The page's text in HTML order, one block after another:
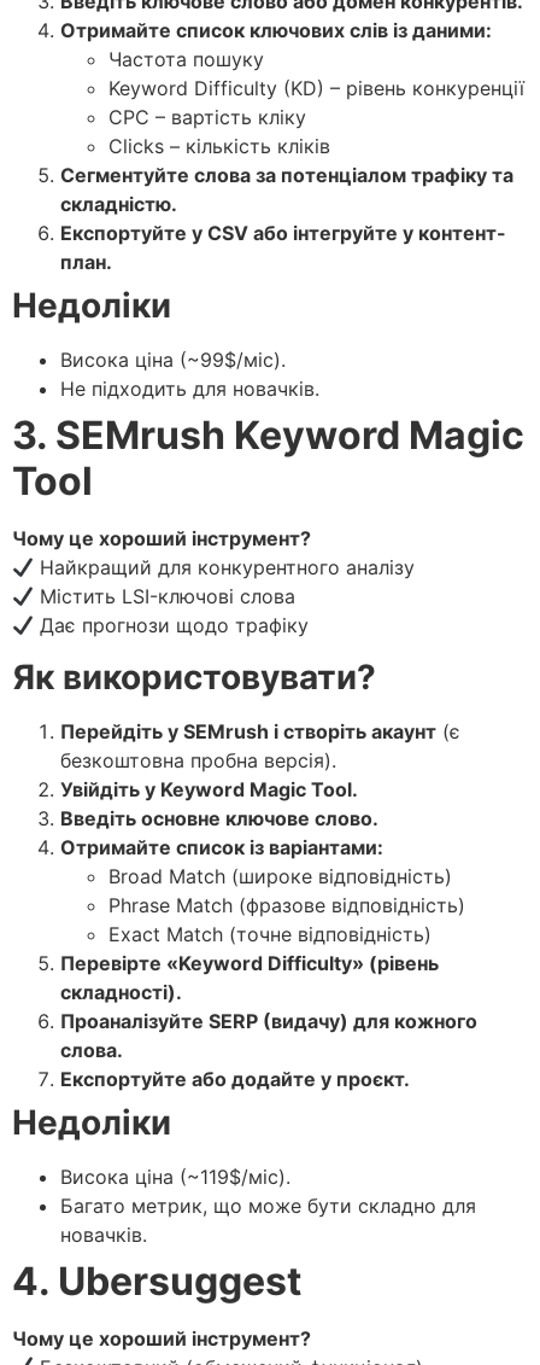
Отримайте список ключових слів із даними:
Частота пошуку
Keyword Difficulty (KD) – рівень конкуренції
CPC – вартість кліку
Clicks – кількість кліків
Сегментуйте слова за потенціалом трафіку та
складністю.
Експортуйте у CSV або інтегруйте у контент-
план.
Недоліки
Висока ціна (~99$/міс).
Не підходить для новачків.
3. SEMrush Keyword Magic
Tool
Чому це хороший інструмент?
Найкращий для конкурентного аналізу
Містить LSI-ключові слова
Дає прогнози щодо трафіку
Як використовувати?
Перейдіть у SEMrush і створіть акаунт (є
безкоштовна пробна версія).
Увійдіть у Keyword Magic Tool.
Введіть основне ключове слово.
Отримайте список із варіантами:
Broad Match (широке відповідність)
Phrase Match (фразове відповідність)
Exact Match (точне відповідність)
Перевірте «Keyword Difficulty» (рівень
складності).
Проаналізуйте SERP (видачу) для кожного
слова.
Експортуйте або додайте у проєкт.
Недоліки
Висока ціна (~119$/міс).
Багато метрик, що може бути складно для
новачків.
4. Ubersuggest
Чому це хороший інструмент?